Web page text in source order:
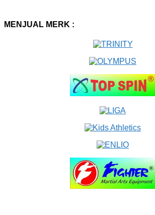
MENJUAL MERK :